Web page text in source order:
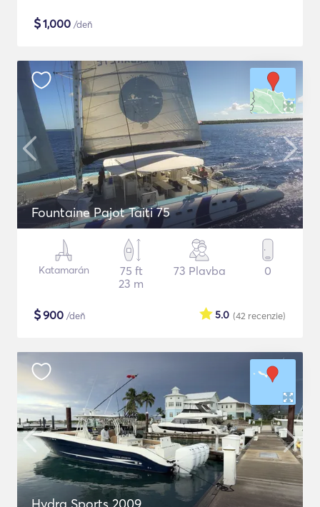
$1,000 /deň
Fountaine Pajot Taiti 75
Katamarán
75 ft
23 m
73 Plavba 0
$900 /deň (42 recenzie)
5.0